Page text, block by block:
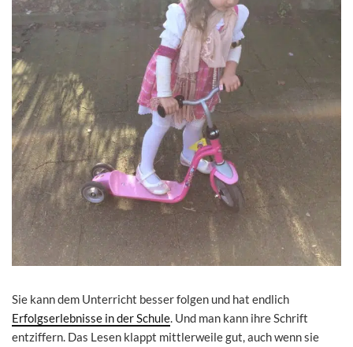
Sie kann dem Unterricht besser folgen und hat endlich
Erfolgserlebnisse in der Schule. Und man kann ihre Schrift
entziffern. Das Lesen klappt mittlerweile gut, auch wenn sie